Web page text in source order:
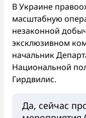
В Украине
масштабную
незаконной
эксклюзивном
начальник
Национальной
Гирдвилис.
Да, сейчас